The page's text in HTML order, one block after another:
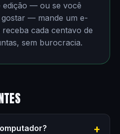
edição — ou se você
gostar — mande um e-
receba cada centavo de
sem burocracia.